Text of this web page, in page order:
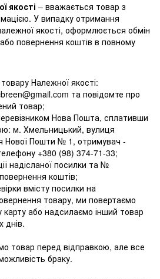
якості – вважається товар з
У випадку отримання
якості, оформлюється обмін
повернення коштів в повному
Належної якості:
та повідомте про
товар;
Нова Пошта, сплативши
м. Хмельницький, вулиця
Нової Пошти № 1, отримувач -
+380 (98) 374-71-33;
надісланої посилки та №
коштів;
вмісту посилки на
товару, ми повертаємо
карту або надсилаємо інший товар
днів.
товар перед відправкою, але все
браку.